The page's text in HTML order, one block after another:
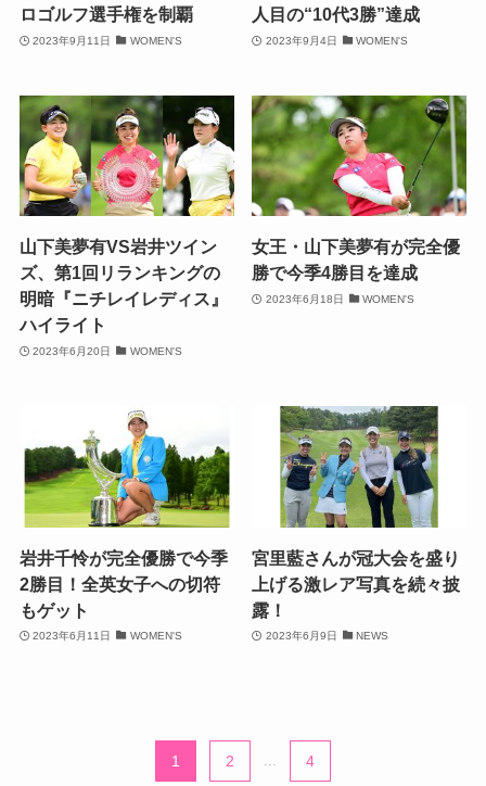
ロゴルフ選手権を制覇
2023年9月11日 WOMEN'S
人目の“10代3勝”達成
2023年9月4日 WOMEN'S
山下美夢有VS岩井ツイン
ズ、第1回リランキングの
明暗『ニチレイレディス』
ハイライト
2023年6月20日 WOMEN'S
女王・山下美夢有が完全優
勝で今季4勝目を達成
2023年6月18日 WOMEN'S
岩井千怜が完全優勝で今季
2勝目！全英女子への切符
もゲット
2023年6月11日 WOMEN'S
宮里藍さんが冠大会を盛り
上げる激レア写真を続々披
露！
2023年6月9日 NEWS
1 2 4